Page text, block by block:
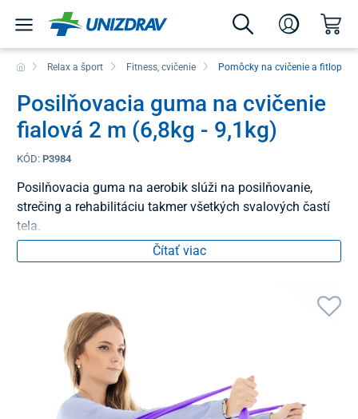
Relax a šport Fitness, cvičenie Pomôcky na cvičenie a fitlopty
Posilňovacia guma na cvičenie
fialová 2 m (6,8kg - 9,1kg)
KÓD: P3984
Posilňovacia guma na aerobik slúži na posilňovanie,
strečing a rehabilitáciu takmer všetkých svalových častí
tela.
Čítať viac